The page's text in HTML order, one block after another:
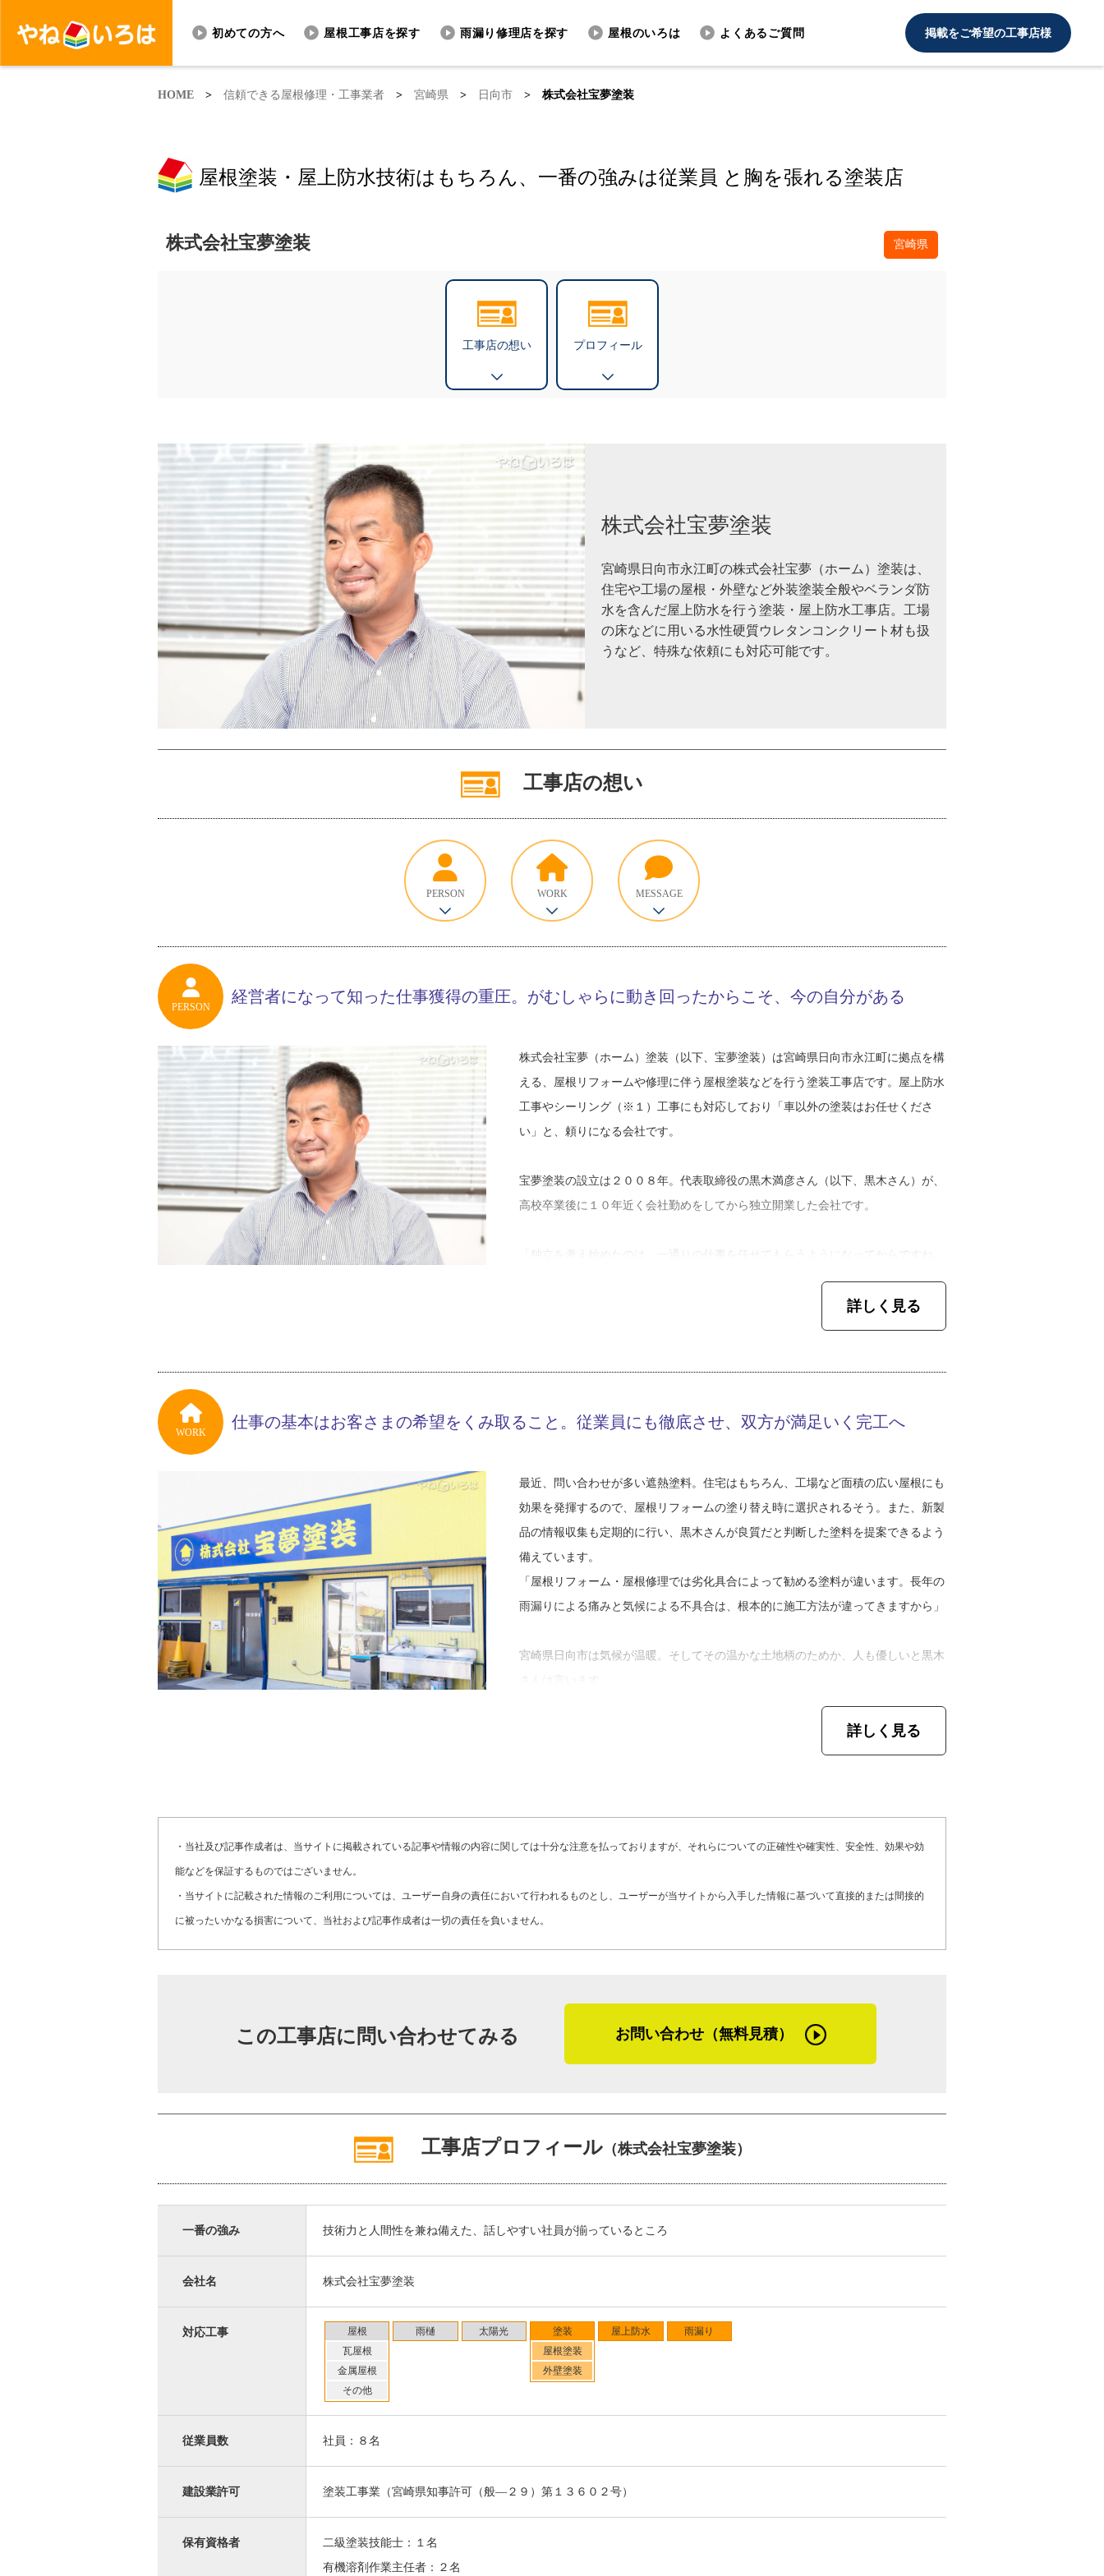
初めての方へ 屋根工事店を探す 雨漏り修理店を探す 屋根のいろは よくあるご質問 掲載をご希望の工事店様
工事店番号 Y46-AZA
HOME > 信頼できる屋根修理・工事業者 > 宮崎県 > 日向市 > 株式会社宝夢塗装
屋根塗装・屋上防水技術はもちろん、一番の強みは従業員 と胸を張れる塗装店
株式会社宝夢塗装 宮崎県
工事店の想い プロフィール
株式会社宝夢塗装
宮崎県日向市永江町の株式会社宝夢（ホーム）塗装は、
住宅や工場の屋根・外壁など外装塗装全般やベランダ防
水を含んだ屋上防水を行う塗装・屋上防水工事店。工場
の床などに用いる水性硬質ウレタンコンクリート材も扱
うなど、特殊な依頼にも対応可能です。
工事店の想い
PERSON WORK MESSAGE
PERSON
経営者になって知った仕事獲得の重圧。がむしゃらに動き回ったからこそ、今の自分がある
株式会社宝夢（ホーム）塗装（以下、宝夢塗装）は宮崎県日向市永江町に拠点を構
える、屋根リフォームや修理に伴う屋根塗装などを行う塗装工事店です。屋上防水
工事やシーリング（※１）工事にも対応しており「車以外の塗装はお任せくださ
い」と、頼りになる会社です。
宝夢塗装の設立は２００８年。代表取締役の黒木満彦さん（以下、黒木さん）が、
高校卒業後に１０年近く会社勤めをしてから独立開業した会社です。
で、そんな時に在籍していた会社の雲行きが怪しくなり……。それが最終的なきっ
かけです。１人でやるのは、やりがいもあるし夢も持てます。ただ、良いことばか
りではありません。経営者側になると、それまでお世話になった社長の気持ちもわ
あって、現在は仲介の建設会社やハウスメーカーを挟まずに、直接お客さまとやり
「がむしゃらに営業していた頃とは違って、今は同業者の皆さんやお客さまと余裕
をもってお付き合いできるようになりました。実は、宝夢塗装は娘たちの名前から
漢字を取った社名なんです。娘はプロゴルファーになりたいと張り切っているし、
今後は家族のために、そして社員のためにも仕事の幅を広げていきたいですね」
※１ シーリング・・・継ぎ目の隙間に目地材を充填すること
詳しく見る
WORK
仕事の基本はお客さまの希望をくみ取ること。従業員にも徹底させ、双方が満足いく完工へ
最近、問い合わせが多い遮熱塗料。住宅はもちろん、工場など面積の広い屋根にも
効果を発揮するので、屋根リフォームの塗り替え時に選択されるそう。また、新製
品の情報収集も定期的に行い、黒木さんが良質だと判断した塗料を提案できるよう
備えています。
「屋根リフォーム・屋根修理では劣化具合によって勧める塗料が違います。長年の
雨漏りによる痛みと気候による不具合は、根本的に施工方法が違ってきますから」
宮崎県日向市は気候が温暖。そしてその温かな土地柄のためか、人も優しいと黒木
「冬は暖かいし雪も降らない。でも最近は台風の被害が多いかな。お客さま、そし
て仕事の仲間ものんびりしていて穏やかな人が多いですね。そのせいか、完工後も
クレームは滅多にありません。アフターフォローとしては、連絡があればいつでも
お客さま、そして屋根塗装や外壁塗装を検討しているお客さまへメッセージです。
みは『従業員たち』だと胸を張って言えます。彼らには、いつでもお客さまの立場
を考えて行動しろと指導しているんです。技術はもちろん、人当たりのよい職人た
ちが揃っているので、屋根塗装のことならぜひ宝夢塗装にご相談ください」
うに話す黒木さん。経営者として、会社と社員を我が子のように大切にしているの
（２０２０年１２月取材）
詳しく見る
・当社及び記事作成者は、当サイトに掲載されている記事や情報の内容に関しては十分な注意を払っておりますが、それらについての正確性や確実性、安全性、効果や効
能などを保証するものではございません。
・当サイトに記載された情報のご利用については、ユーザー自身の責任において行われるものとし、ユーザーが当サイトから入手した情報に基づいて直接的または間接的
に被ったいかなる損害について、当社および記事作成者は一切の責任を負いません。
この工事店に問い合わせてみる お問い合わせ（無料見積）
工事店プロフィール（株式会社宝夢塗装）
一番の強み 技術力と人間性を兼ね備えた、話しやすい社員が揃っているところ
会社名 株式会社宝夢塗装
対応工事
屋根
瓦屋根
金属屋根
その他
雨樋 太陽光
塗装
屋根塗装
外壁塗装
屋上防水 雨漏り
従業員数 社員：８名
建設業許可 塗装工事業（宮崎県知事許可（般―２９）第１３６０２号）
保有資格者
二級塗装技能士：１名
有機溶剤作業主任者：２名